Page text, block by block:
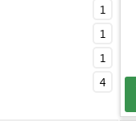
1
1
1
4